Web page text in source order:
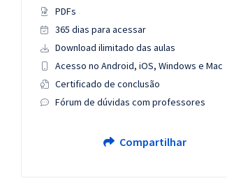
PDFs
365 dias para acessar
Download ilimitado das aulas
Acesso no Android, iOS, Windows e Mac
Certificado de conclusão
Fórum de dúvidas com professores
Compartilhar